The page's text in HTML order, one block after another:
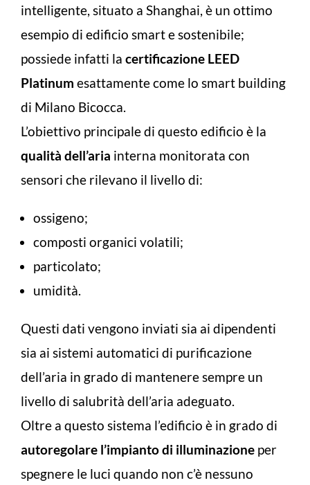
intelligente, situato a Shanghai, è un ottimo
esempio di edificio smart e sostenibile;
possiede infatti la certificazione LEED
Platinum esattamente come lo smart building
di Milano Bicocca.
L’obiettivo principale di questo edificio è la
qualità dell’aria interna monitorata con
sensori che rilevano il livello di:
ossigeno;
composti organici volatili;
particolato;
umidità.
Questi dati vengono inviati sia ai dipendenti
sia ai sistemi automatici di purificazione
dell’aria in grado di mantenere sempre un
livello di salubrità dell’aria adeguato.
Oltre a questo sistema l’edificio è in grado di
autoregolare l’impianto di illuminazione per
spegnere le luci quando non c’è nessuno